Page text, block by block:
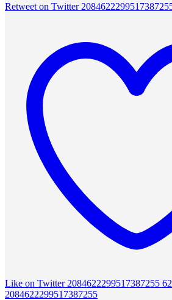
Retweet on Twitter
Like on Twitter 2084622299517387255
2084622299517387255